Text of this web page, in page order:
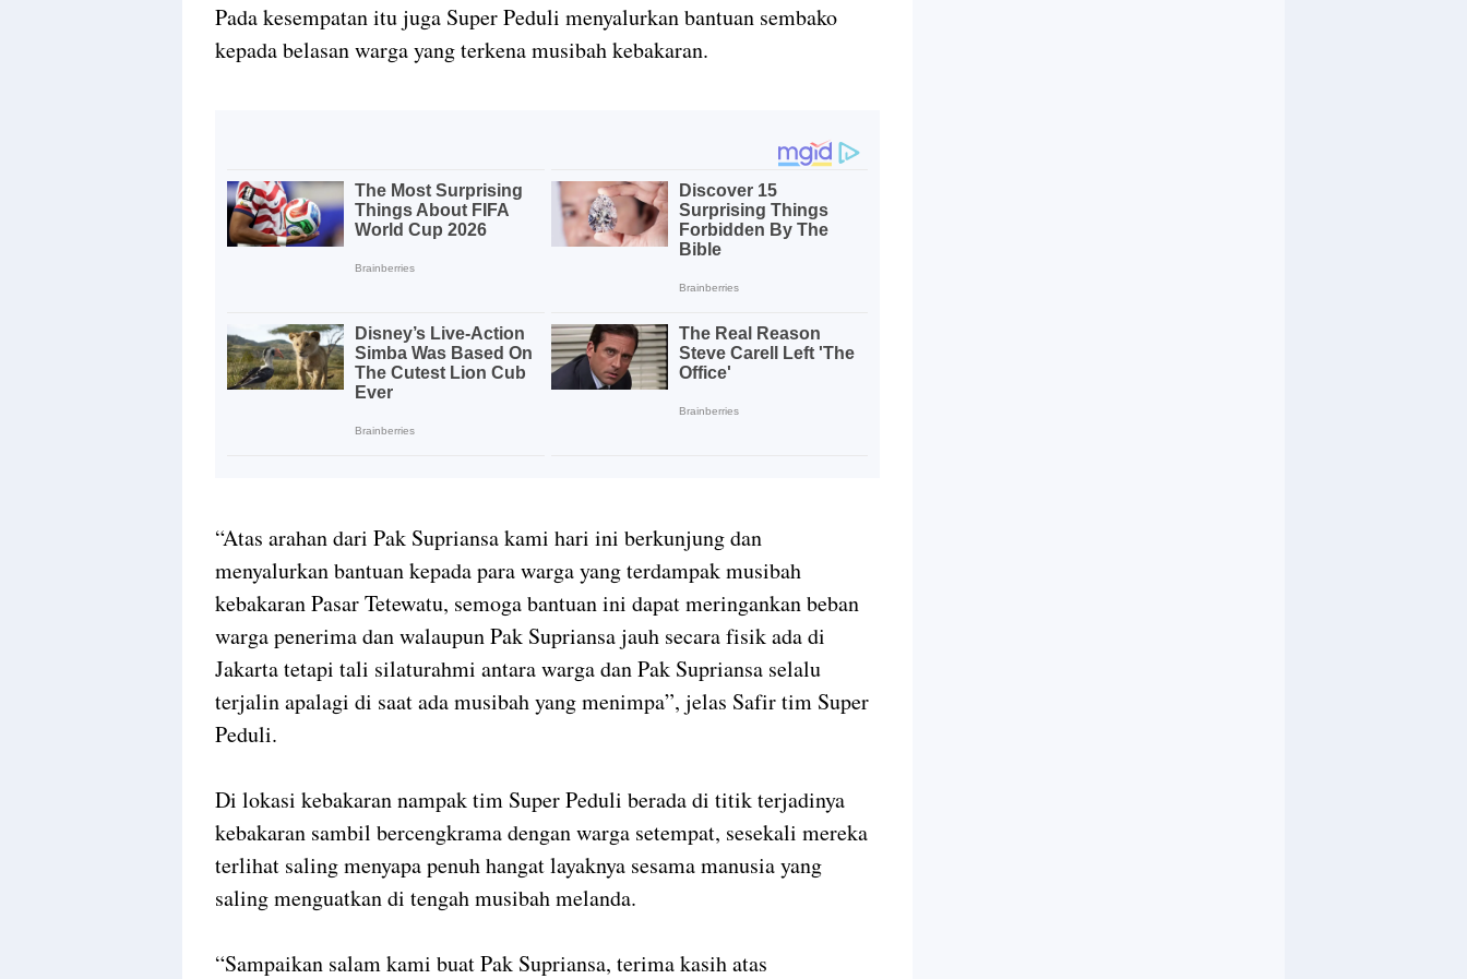
Pada kesempatan itu juga Super Peduli menyalurkan bantuan sembako
kepada belasan warga yang terkena musibah kebakaran.
“Atas arahan dari Pak Supriansa kami hari ini berkunjung dan
menyalurkan bantuan kepada para warga yang terdampak musibah
kebakaran Pasar Tetewatu, semoga bantuan ini dapat meringankan beban
warga penerima dan walaupun Pak Supriansa jauh secara fisik ada di
Jakarta tetapi tali silaturahmi antara warga dan Pak Supriansa selalu
terjalin apalagi di saat ada musibah yang menimpa”, jelas Safir tim Super
Peduli.
Di lokasi kebakaran nampak tim Super Peduli berada di titik terjadinya
kebakaran sambil bercengkrama dengan warga setempat, sesekali mereka
terlihat saling menyapa penuh hangat layaknya sesama manusia yang
saling menguatkan di tengah musibah melanda.
“Sampaikan salam kami buat Pak Supriansa, terima kasih atas